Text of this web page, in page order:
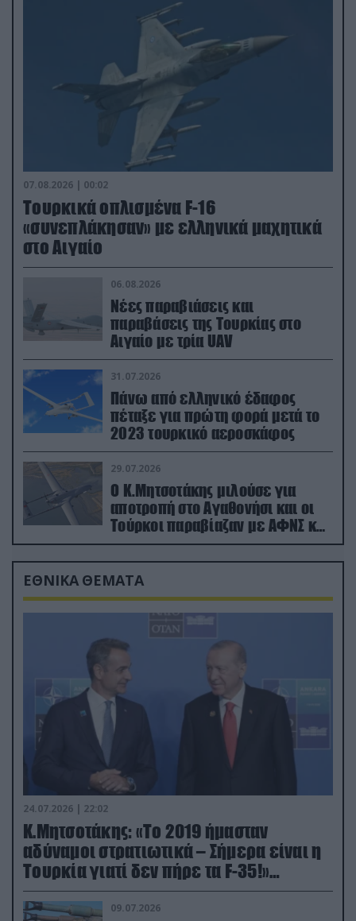
07.08.2026 | 00:02
Τουρκικά οπλισμένα F-16
«συνεπλάκησαν» με ελληνικά μαχητικά
στο Αιγαίο
06.08.2026
Νέες παραβιάσεις και
παραβάσεις της Τουρκίας στο
Αιγαίο με τρία UAV
31.07.2026
Πάνω από ελληνικό έδαφος
πέταξε για πρώτη φορά μετά το
2023 τουρκικό αεροσκάφος
29.07.2026
Ο Κ.Μητσοτάκης μιλούσε για
αποτροπή στο Αγαθονήσι και οι
Τούρκοι παραβίαζαν με ΑΦΝΣ και
drone
ΕΘΝΙΚΑ ΘΕΜΑΤΑ
24.07.2026 | 22:02
Κ.Μητσοτάκης: «Το 2019 ήμασταν
αδύναμοι στρατιωτικά – Σήμερα είναι η
Τουρκία γιατί δεν πήρε τα F-35!»
(βίντεο)
09.07.2026